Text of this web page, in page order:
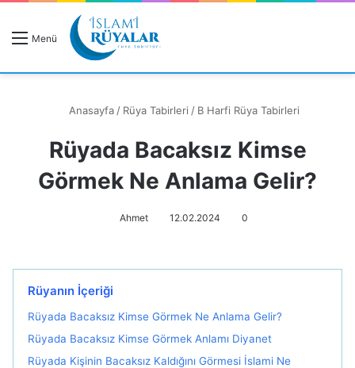
Menü
Anasayfa / Rüya Tabirleri / B Harfi Rüya Tabirleri
Rüyada Bacaksız Kimse
Görmek Ne Anlama Gelir?
Ahmet 12.02.2024 0
Rüyanın İçeriği
Rüyada Bacaksız Kimse Görmek Ne Anlama Gelir?
Rüyada Bacaksız Kimse Görmek Anlamı Diyanet
Rüyada Kişinin Bacaksız Kaldığını Görmesi İslami Ne
Rüyanızı Arayın